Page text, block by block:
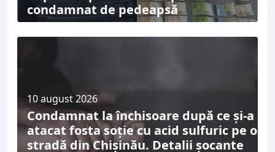
condamnat de pedeapsă
10 august 2026
Condamnat la închisoare după ce și-a
atacat fosta soție cu acid sulfuric pe o
stradă din Chișinău. Detalii șocante